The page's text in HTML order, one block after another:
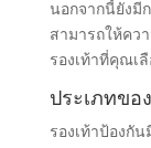
นอกจากนี้ยังมี
สามารถให้คว
รองเท้าที่คุณเ
ประเภทขอ
รองเท้าป้องกั